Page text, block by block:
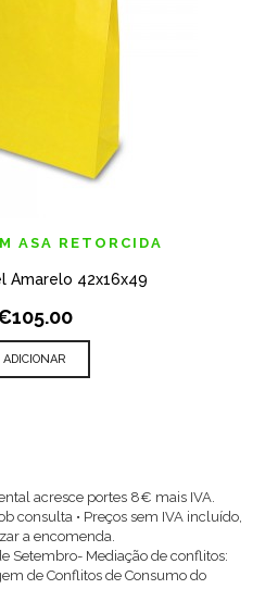
ASA RETORCIDA
Amarelo 42x16x49
ADICIONAR
acresce portes 8€ mais IVA.
consulta • Preços sem IVA incluído,
a encomenda.
Setembro- Mediação de conflitos:
de Conflitos de Consumo do